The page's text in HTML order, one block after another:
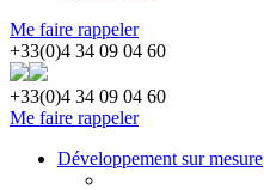
Me faire rappeler
+33(0)4 34 09 04 60
+33(0)4 34 09 04 60
Me faire rappeler
Développement sur mesure